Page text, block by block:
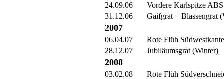
24.09.06
Vordere Karlspitze
31.12.06
Gaifgrat + Blassengrat
2007
06.04.07
Rote Flüh Südwestkante
28.12.07
Jubiläumsgrat (Winter)
2008
03.02.08
Rote Flüh